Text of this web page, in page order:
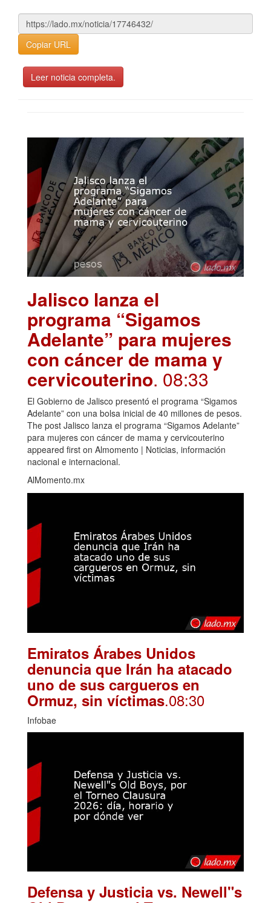
Copiar URL
Leer noticia completa.
Jalisco lanza el
programa “Sigamos
Adelante” para mujeres
con cáncer de mama y
cervicouterino. 08:33
El Gobierno de Jalisco presentó el programa “Sigamos
Adelante” con una bolsa inicial de 40 millones de pesos.
The post Jalisco lanza el programa “Sigamos Adelante”
para mujeres con cáncer de mama y cervicouterino
appeared first on Almomento | Noticias, información
nacional e internacional.
AlMomento.mx
Emiratos Árabes Unidos
denuncia que Irán ha atacado
uno de sus cargueros en
Ormuz, sin víctimas.08:30
Infobae
Defensa y Justicia vs. Newell"s